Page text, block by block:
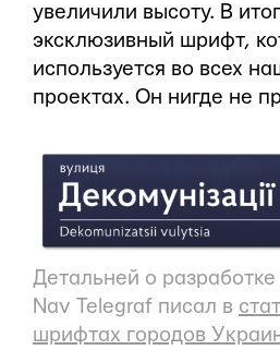
увеличили высоту. В
эксклюзивный шрифт,
используется во всех
проектах. Он нигде не
Детальней о
Nav Telegraf писал в
шрифтах городов